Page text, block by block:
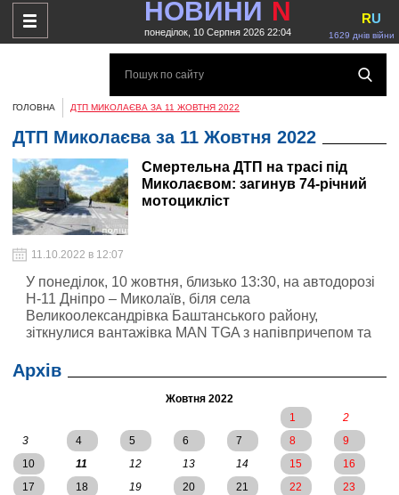
НОВИНИ N
понеділок, 10 Серпня 2026 22:04 1629 днів війни
RU
ГОЛОВНА ДТП МИКОЛАЄВА ЗА 11 ЖОВТНЯ 2022
ДТП Миколаєва за 11 Жовтня 2022
Смертельна ДТП на трасі під
Миколаєвом: загинув 74-річний
мотоцикліст
11.10.2022 в 12:07
У понеділок, 10 жовтня, близько 13:30, на автодорозі
Н-11 Дніпро – Миколаїв, біля села
Великоолександрівка Баштанського району,
зіткнулися вантажівка MAN TGA з напівпричепом та
Архів
Жовтня 2022
1
2
3
4 5 6 7 8
9
10
11 12 13 14 15
16
17
18 19 20 21 22
23